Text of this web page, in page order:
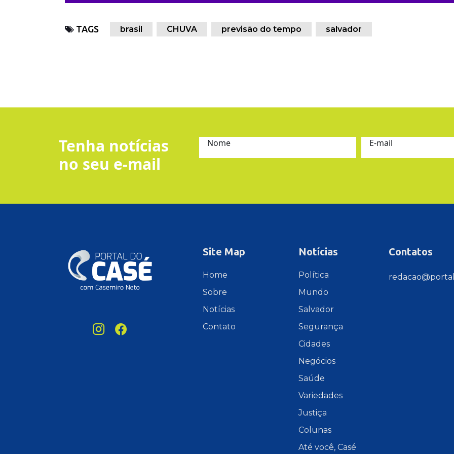
TAGS brasil CHUVA previsão do tempo salvador
Tenha notícias
no seu e-mail
Nome E-mail
Site Map
Home
Sobre
Notícias
Contato
Notícias
Política
Mundo
Salvador
Segurança
Cidades
Negócios
Saúde
Variedades
Justiça
Colunas
Até você, Casé
Contatos